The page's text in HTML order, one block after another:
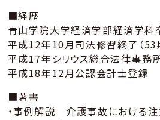
■経歴
青山学院大学経済学部経済学科
平成12年10月司法修習終了（53
平成17年シリウス総合法律事務
平成18年12月公認会計士登録
■著書
・事例解説 介護事故における注